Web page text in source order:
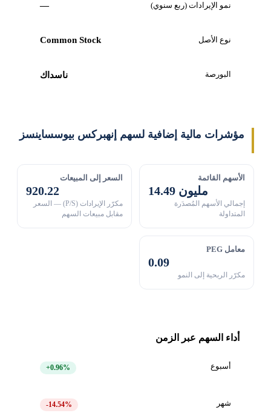
نمو الإيرادات (ربع سنوي) —
نوع الأصل Common Stock
البورصة ناسداك
مؤشرات مالية إضافية لسهم إنهبركس بيوسساينسز
الأسهم القائمة
14.49 مليون
إجمالي الأسهم المُصدَرة
المتداولة
السعر إلى المبيعات
920.22
مكرّر الإيرادات (P/S) — السعر
مقابل مبيعات السهم
معامل PEG
0.09
مكرّر الربحية إلى النمو
أداء السهم عبر الزمن
أسبوع +0.96%
شهر -14.54%